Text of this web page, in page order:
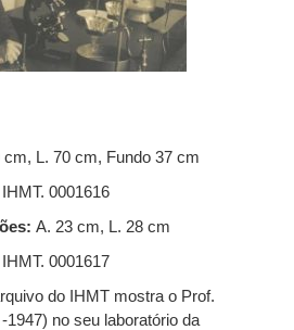
cm, L. 70 cm, Fundo 37 cm
IHMT. 0001616
A. 23 cm, L. 28 cm
IHMT. 0001617
do IHMT mostra o Prof.
no seu laboratório da